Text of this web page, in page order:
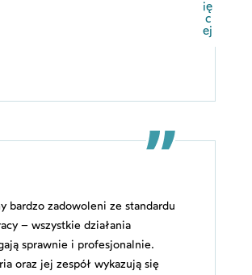
ię
c
ej
bardzo zadowoleni ze standardu
– wszystkie działania
sprawnie i profesjonalnie.
oraz jej zespół wykazują się